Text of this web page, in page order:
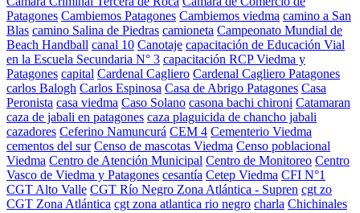
Patagones Cambiemos Patagones Cambiemos viedma camino a San
Blas camino Salina de Piedras camioneta Campeonato Mundial de
Beach Handball canal 10 Canotaje capacitación de Educación Vial
en la Escuela Secundaria N° 3 capacitación RCP Viedma y
Patagones capital Cardenal Cagliero Cardenal Cagliero Patagones
carlos Balogh Carlos Espinosa Casa de Abrigo Patagones Casa
Peronista casa viedma Caso Solano casona bachi chironi Catamaran
caza de jabali en patagones caza plaguicida de chancho jabali
cazadores Ceferino Namuncurá CEM 4 Cementerio Viedma
cementos del sur Censo de mascotas Viedma Censo poblacional
Viedma Centro de Atención Municipal Centro de Monitoreo Centro
Vasco de Viedma y Patagones cesantía Cetep Viedma CFI N°1
CGT Alto Valle CGT Río Negro Zona Atlántica - Supren cgt zo
CGT Zona Atlántica cgt zona atlantica rio negro charla Chichinales